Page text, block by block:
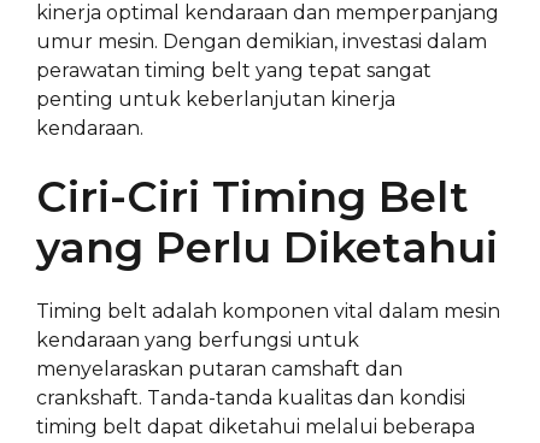
kinerja optimal kendaraan dan memperpanjang
umur mesin. Dengan demikian, investasi dalam
perawatan timing belt yang tepat sangat
penting untuk keberlanjutan kinerja
kendaraan.
Ciri-Ciri Timing Belt
yang Perlu Diketahui
Timing belt adalah komponen vital dalam mesin
kendaraan yang berfungsi untuk
menyelaraskan putaran camshaft dan
crankshaft. Tanda-tanda kualitas dan kondisi
timing belt dapat diketahui melalui beberapa